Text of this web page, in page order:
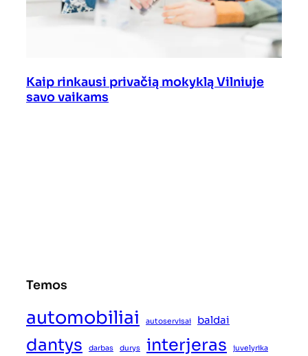
Kaip rinkausi privačią mokyklą Vilniuje
savo vaikams
Temos
automobiliai autoservisai baldai
dantys darbas durys interjeras juvelyrika